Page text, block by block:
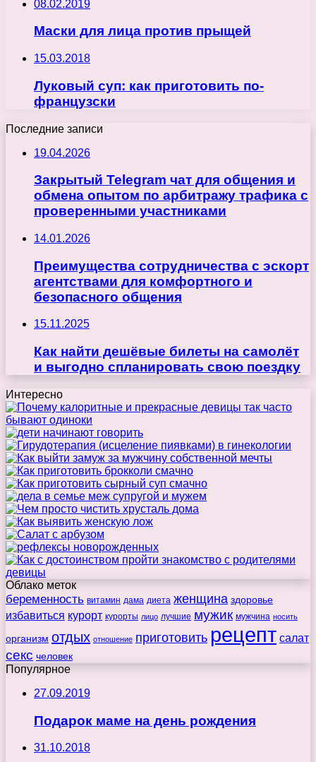
08.02.2019
Маски для лица против прыщей
15.03.2018
Луковый суп: как приготовить по-
французски
Последние записи
19.04.2026
Закрытый Telegram чат для общения и
обмена опытом по арбитражу трафика с
проверенными участниками
14.01.2026
Преимущества сотрудничества с эскорт
агентствами для комфортного и
безопасного общения
15.11.2025
Как найти дешёвые билеты на самолёт
и выгодно спланировать свою поездку
Интересно
Облако меток
беременность витамин дама диета женщина здоровье
избавиться курорт курорты лицо лучшие мужик мужчина носить
организм отдых отношение приготовить рецепт салат
секс человек
Популярное
27.09.2019
Подарок маме на день рождения
31.10.2018